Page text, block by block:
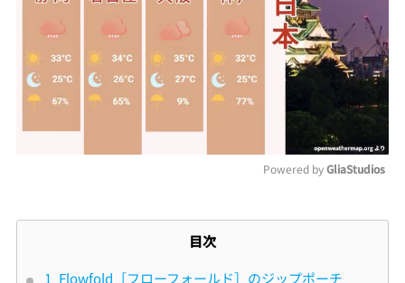
Powered by GliaStudios
目次
1_Flowfold［フローフォールド］のジップポーチ